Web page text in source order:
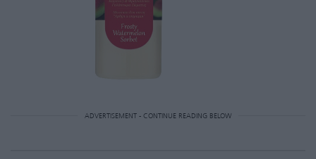
ADVERTISEMENT - CONTINUE READING BELOW